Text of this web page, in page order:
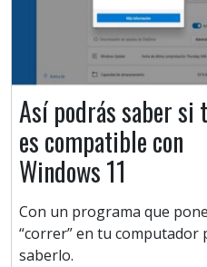
Así podrás saber si
es compatible con
Windows 11
Con un programa que
“correr” en tu computador
saberlo.